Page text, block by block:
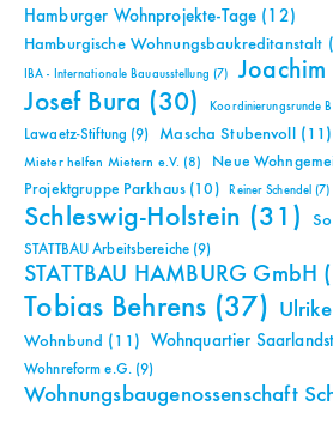
Hamburger Wohnprojekte-Tage (12)
Hamburgische Wohnungsbaukreditanstalt
IBA - Internationale Bauausstellung (7) Joachim
Josef Bura (30) Koordinierungsrunde
Lawaetz-Stiftung (9) Mascha Stubenvoll (11)
Mieter helfen Mietern e.V. (8) Neue
Projektgruppe Parkhaus (10) Reiner Schendel (7)
Schleswig-Holstein (31)
STATTBAU Arbeitsbereiche (9)
STATTBAU HAMBURG GmbH
Tobias Behrens (37)
Wohnbund (11) Wohnquartier
Wohnreform e.G.(9)
Wohnungsbaugenossenschaft